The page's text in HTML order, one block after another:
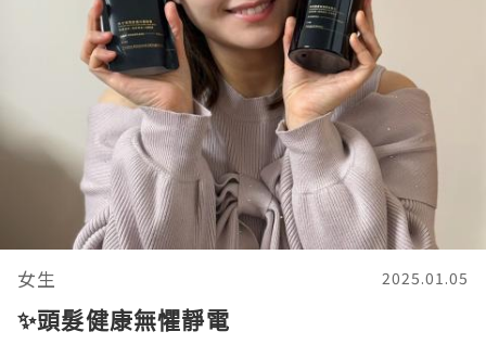
女生 2025.01.05
✨頭髮健康無懼靜電